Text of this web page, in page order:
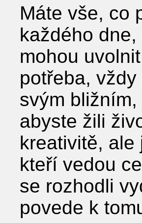
Máte vše, co
každého
mohou
potřeba,
svým
abyste žili
kreativitě, ale
kteří vedou
se rozhodli
povede k